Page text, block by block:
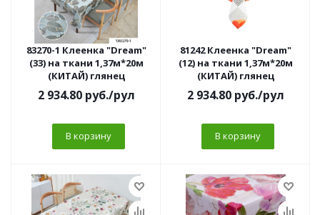
83270-1 Клеенка "Dream"
(33) на ткани 1,37м*20м
(КИТАЙ) глянец
2 934.80руб./рул
В корзину
81242 Клеенка "Dream"
(12) на ткани 1,37м*20м
(КИТАЙ) глянец
2 934.80руб./рул
В корзину